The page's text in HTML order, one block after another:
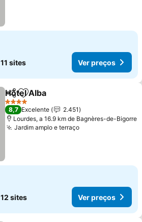
11 sites Ver preços
PartilharAdicionar aos favoritos
Hôtel Alba
4 Estrelas
8,7 Excelente
2.451
Lourdes, a 16.9 km de Bagnères-de-Bigorre
Jardim amplo e terraçoVer preços
12 sites Ver preços